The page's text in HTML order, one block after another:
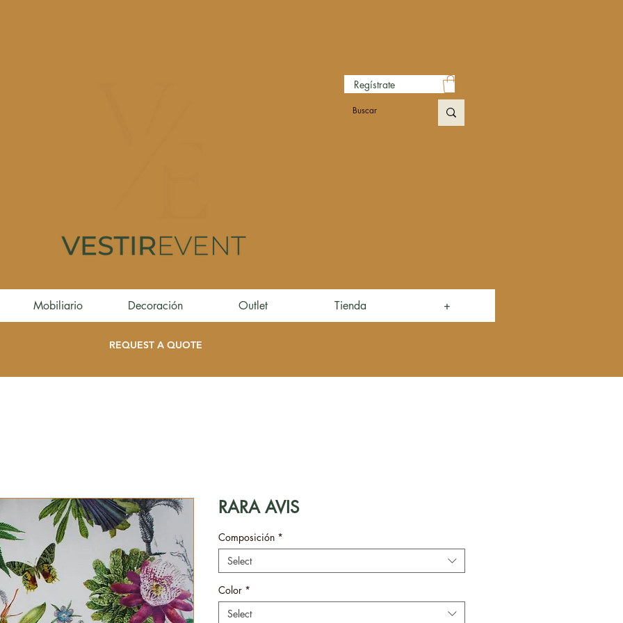
Regístrate
Mobiliario Decoración Outlet Tienda +
REQUEST A QUOTE
RARA AVIS
Composición *
Select
Color *
Select